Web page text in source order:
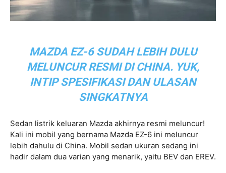
MAZDA EZ-6 SUDAH LEBIH DULU
MELUNCUR RESMI DI CHINA. YUK,
INTIP SPESIFIKASI DAN ULASAN
SINGKATNYA
Sedan listrik keluaran Mazda akhirnya resmi meluncur!
Kali ini mobil yang bernama Mazda EZ-6 ini meluncur
lebih dahulu di China. Mobil sedan ukuran sedang ini
hadir dalam dua varian yang menarik, yaitu BEV dan EREV.